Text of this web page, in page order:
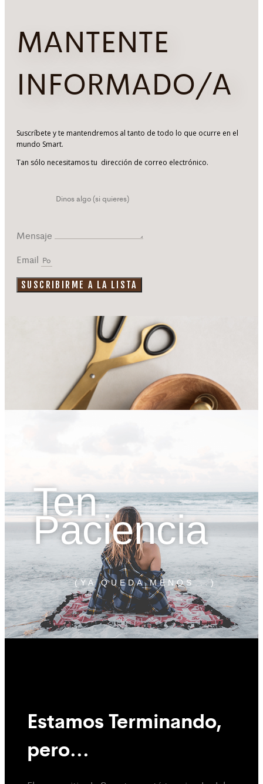
MANTENTE
INFORMADO/A
Suscríbete y te mantendremos al tanto de todo lo que ocurre en el
mundo Smart.
Tan sólo necesitamos tu dirección de correo electrónico.
Mensaje
Email
SUSCRIBIRME A LA LISTA
Ten
Paciencia
(YA QUEDA MENOS...)
Estamos Terminando,
pero...